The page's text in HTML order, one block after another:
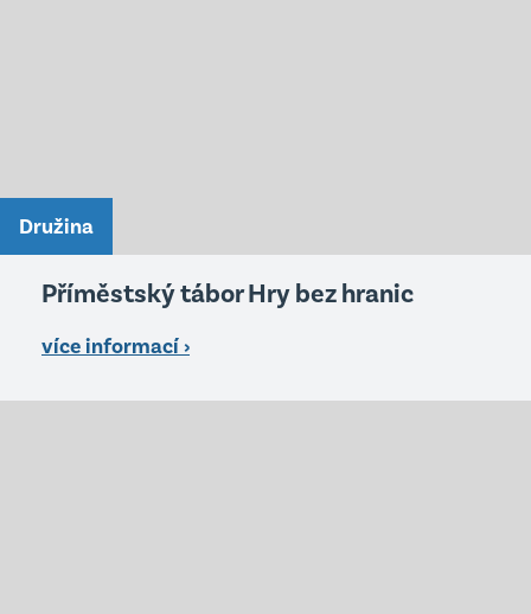
Družina
Příměstský tábor Hry bez hranic
více informací ›